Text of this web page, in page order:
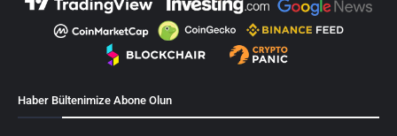
Haber Bültenimize Abone Olun